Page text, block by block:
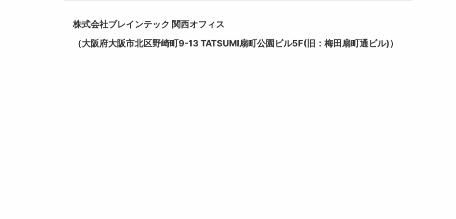
株式会社ブレインテック 関西オフィス
（大阪府大阪市北区野崎町9-13 TATSUMI扇町公園ビル5F(旧：梅田扇町通ビル)）